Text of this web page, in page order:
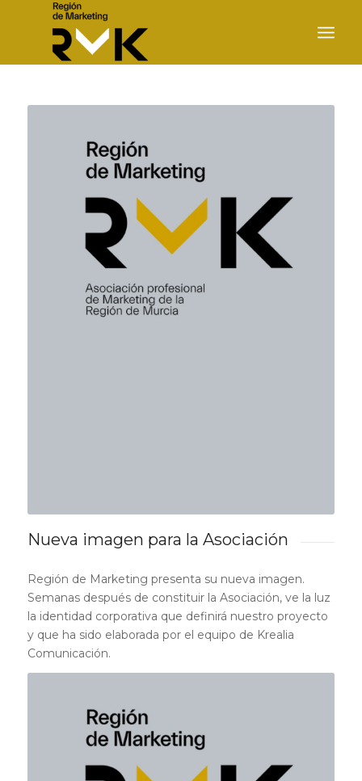
Nueva imagen para la Asociación
Región de Marketing presenta su nueva imagen.
Semanas después de constituir la Asociación, ve la luz
la identidad corporativa que definirá nuestro proyecto
y que ha sido elaborada por el equipo de Krealia
Comunicación.